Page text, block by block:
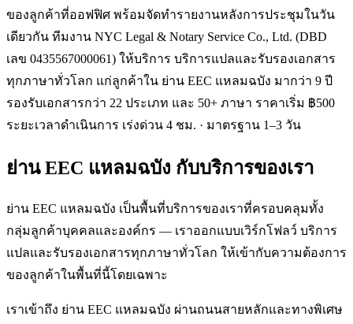
ของลูกค้าที่ออฟฟิศ พร้อมจัดทำรายงานหลังการประชุมในวัน
เดียวกัน ทีมงาน NYC Legal & Notary Service Co., Ltd. (DBD
เลข 0435567000061) ให้บริการ บริการแปลและรับรองเอกสาร
ทุกภาษาทั่วโลก แก่ลูกค้าใน ย่าน EEC แหลมฉบัง มากว่า 9 ปี
รองรับเอกสารกว่า 22 ประเภท และ 50+ ภาษา ราคาเริ่ม ฿500
ระยะเวลาดำเนินการ เร่งด่วน 4 ชม. · มาตรฐาน 1–3 วัน
ย่าน EEC แหลมฉบัง กับบริการของเรา
ย่าน EEC แหลมฉบัง เป็นพื้นที่บริการของเราที่ครอบคลุมทั้ง
กลุ่มลูกค้าบุคคลและองค์กร — เราออกแบบเวิร์กโฟลว์ บริการ
แปลและรับรองเอกสารทุกภาษาทั่วโลก ให้เข้ากับความต้องการ
ของลูกค้าในพื้นที่นี้โดยเฉพาะ
เราเข้าถึง ย่าน EEC แหลมฉบัง ผ่านถนนสายหลักและทางพิเศษ